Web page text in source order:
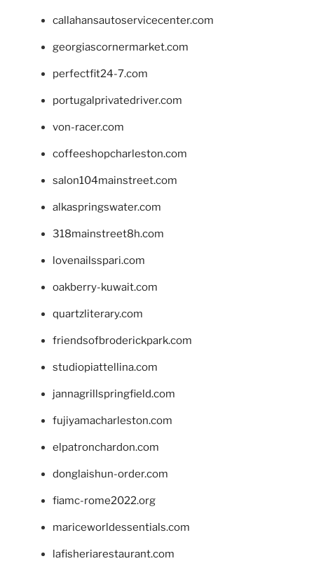
callahansautoservicecenter.com
georgiascornermarket.com
perfectfit24-7.com
portugalprivatedriver.com
von-racer.com
coffeeshopcharleston.com
salon104mainstreet.com
alkaspringswater.com
318mainstreet8h.com
lovenailsspari.com
oakberry-kuwait.com
quartzliterary.com
friendsofbroderickpark.com
studiopiattellina.com
jannagrillspringfield.com
fujiyamacharleston.com
elpatronchardon.com
donglaishun-order.com
fiamc-rome2022.org
mariceworldessentials.com
lafisheriarestaurant.com